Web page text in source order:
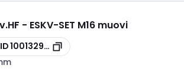
- ESKV-SET M16 muovi
100132946